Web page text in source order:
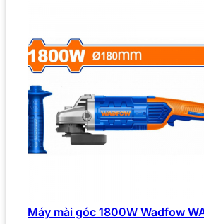
Máy mài góc 1800W Wadfow